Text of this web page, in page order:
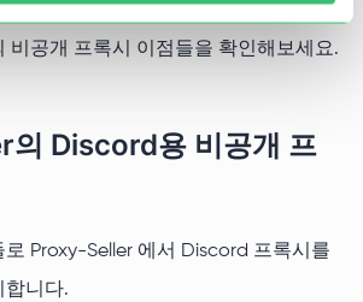
록시 구매를 결정했습니다. Discord 전
비공개 프록시 이점들을 확인해보세요.
Discord용 비공개 프
Proxy-Seller 에서 Discord 프록시를
합니다.